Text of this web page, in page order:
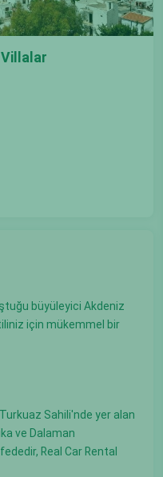
büyüleyici Akdeniz
için mükemmel bir
Sahili'nde yer alan
ve Dalaman
Real Car Rental